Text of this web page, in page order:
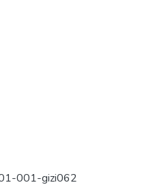
001-gizi062